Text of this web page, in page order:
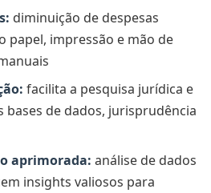
diminuição de despesas
papel, impressão e mão de
facilita a pesquisa jurídica e
bases de dados, jurisprudência
aprimorada: análise de dados
insights valiosos para